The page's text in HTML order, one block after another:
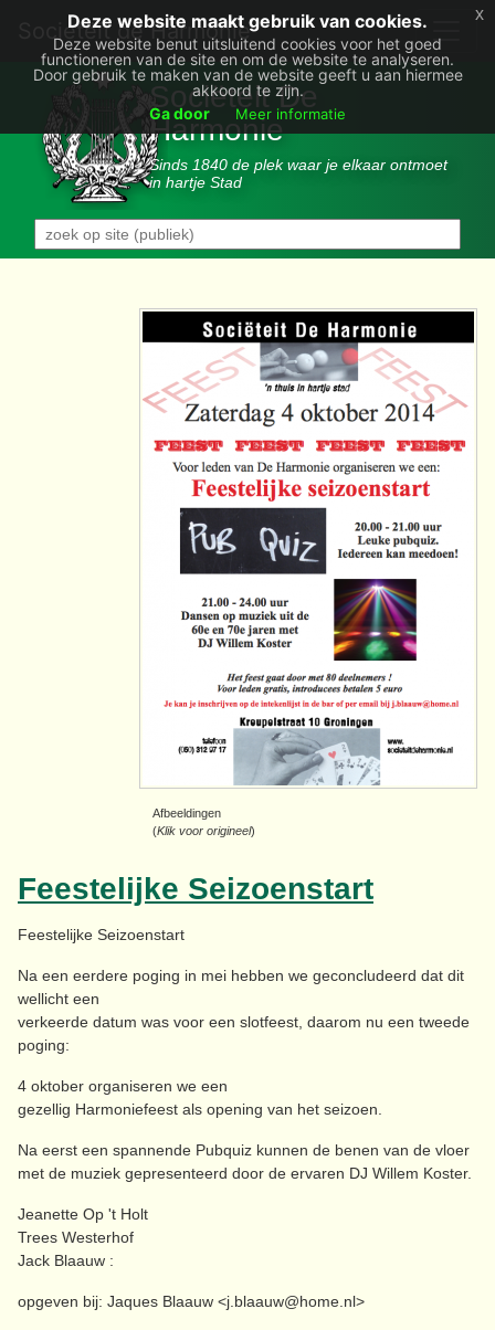
Deze website maakt gebruik van cookies.
Deze website benut uitsluitend cookies voor het goed
functioneren van de site en om de website te analyseren.
Door gebruik te maken van de website geeft u aan hiermee
akkoord te zijn.
Ga door
Meer informatie
x
Societëit de Harmonie
Sociëteit De
Harmonie
Sinds 1840 de plek waar je elkaar ontmoet
in hartje Stad
Afbeeldingen
(Klik voor origineel)
Feestelijke Seizoenstart
Feestelijke Seizoenstart
Na een eerdere poging in mei hebben we geconcludeerd dat dit
wellicht een
verkeerde datum was voor een slotfeest, daarom nu een tweede
poging:
4 oktober organiseren we een
gezellig Harmoniefeest als opening van het seizoen.
Na eerst een spannende Pubquiz kunnen de benen van de vloer
met de muziek gepresenteerd door de ervaren DJ Willem Koster.
Jeanette Op 't Holt
Trees Westerhof
Jack Blaauw :
opgeven bij: Jaques Blaauw <j.blaauw@home.nl>